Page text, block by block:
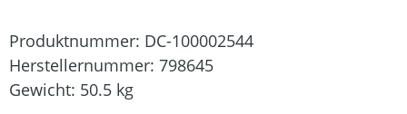
Produktnummer: DC-100002544
Herstellernummer: 798645
Gewicht: 50.5 kg